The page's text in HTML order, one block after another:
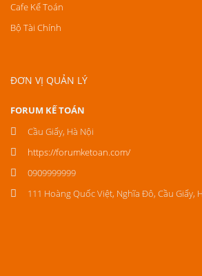
Cafe Kế Toán
Bộ Tài Chính
ĐƠN VỊ QUẢN LÝ
FORUM KẾ TOÁN
Cầu Giấy, Hà Nội
https://forumketoan.com/
0909999999
111 Hoàng Quốc Việt, Nghĩa Đô, Cầu Giấy,